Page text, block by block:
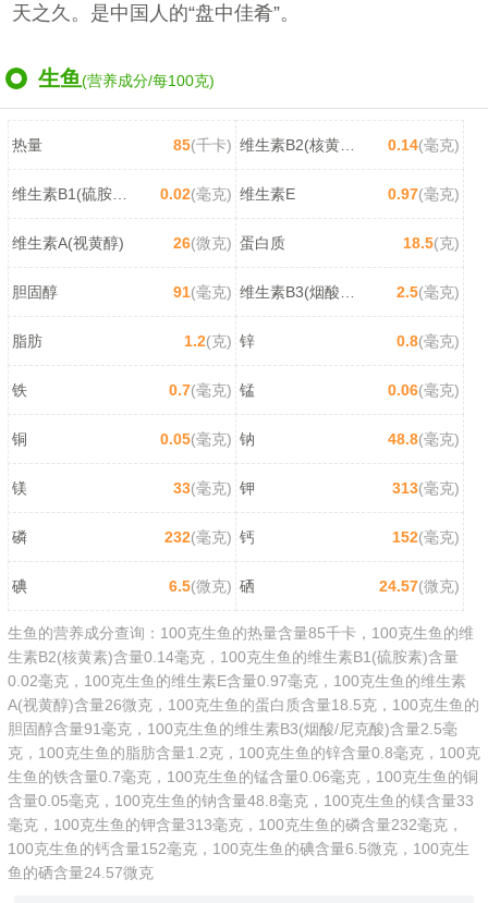
天之久。是中国人的“盘中佳肴”。
生鱼(营养成分/每100克)
热量 85(千卡) 维生素B2(核黄素) 0.14(毫克)
维生素B1(硫胺素) 0.02(毫克) 维生素E 0.97(毫克)
维生素A(视黄醇) 26(微克) 蛋白质 18.5(克)
胆固醇 91(毫克) 2.5(毫克)
脂肪 1.2(克) 锌 0.8(毫克)
铁 0.7(毫克) 锰 0.06(毫克)
铜 0.05(毫克) 钠 48.8(毫克)
镁 33(毫克) 钾 313(毫克)
磷 232(毫克) 钙 152(毫克)
碘 6.5(微克) 硒 24.57(微克)
生鱼的营养成分查询：100克生鱼的热量含量85千卡，100克生鱼的维
生素B2(核黄素)含量0.14毫克，100克生鱼的维生素B1(硫胺素)含量
0.02毫克，100克生鱼的维生素E含量0.97毫克，100克生鱼的维生素
A(视黄醇)含量26微克，100克生鱼的蛋白质含量18.5克，100克生鱼的
胆固醇含量91毫克，100克生鱼的维生素B3(烟酸/尼克酸)含量2.5毫
克，100克生鱼的脂肪含量1.2克，100克生鱼的锌含量0.8毫克，100克
生鱼的铁含量0.7毫克，100克生鱼的锰含量0.06毫克，100克生鱼的铜
含量0.05毫克，100克生鱼的钠含量48.8毫克，100克生鱼的镁含量33
毫克，100克生鱼的钾含量313毫克，100克生鱼的磷含量232毫克，
100克生鱼的钙含量152毫克，100克生鱼的碘含量6.5微克，100克生
鱼的硒含量24.57微克